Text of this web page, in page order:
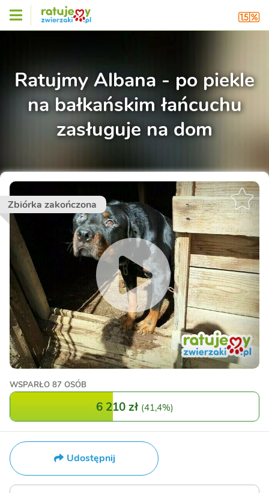
Ratujmy Albana - po piekle
na bałkańskim łańcuchu
zasługuje na dom
Zbiórka zakończona
WSPARŁO 87 OSÓB
6 210 zł (41,4%)
Udostępnij